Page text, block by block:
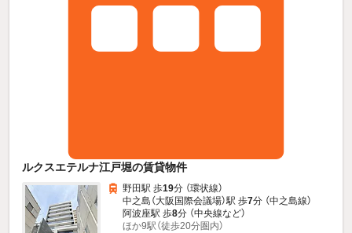
ルクスエテルナ江戸堀の賃貸物件
野田駅 歩19分 （環状線）
中之島（大阪国際会議場）駅 歩7分 （中之島線）
阿波座駅 歩8分 （中央線など）
ほか9駅（徒歩20分圏内）